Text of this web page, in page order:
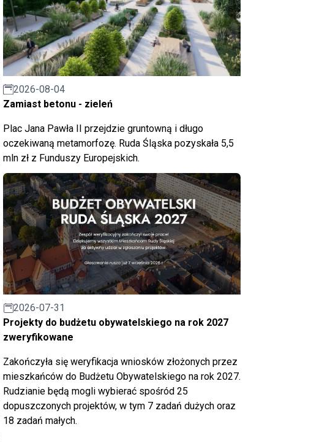
2026-08-04
Zamiast betonu - zieleń
Plac Jana Pawła II przejdzie gruntowną i długo
oczekiwaną metamorfozę. Ruda Śląska pozyskała 5,5
mln zł z Funduszy Europejskich.
2026-07-31
Projekty do budżetu obywatelskiego na rok 2027
zweryfikowane
Zakończyła się weryfikacja wniosków złożonych przez
mieszkańców do Budżetu Obywatelskiego na rok 2027.
Rudzianie będą mogli wybierać spośród 25
dopuszczonych projektów, w tym 7 zadań dużych oraz
18 zadań małych.